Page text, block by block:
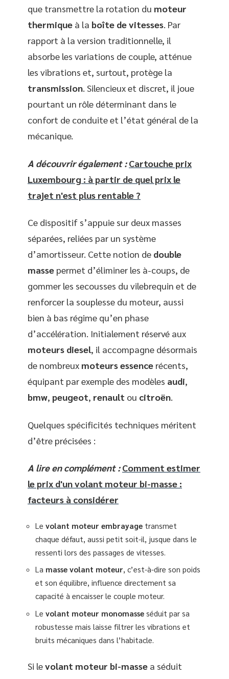
que transmettre la rotation du moteur
thermique à la boîte de vitesses. Par
rapport à la version traditionnelle, il
absorbe les variations de couple, atténue
les vibrations et, surtout, protège la
transmission. Silencieux et discret, il joue
pourtant un rôle déterminant dans le
confort de conduite et l’état général de la
mécanique.
A découvrir également : Cartouche prix
Luxembourg : à partir de quel prix le
trajet n'est plus rentable ?
Ce dispositif s’appuie sur deux masses
séparées, reliées par un système
d’amortisseur. Cette notion de double
masse permet d’éliminer les à-coups, de
gommer les secousses du vilebrequin et de
renforcer la souplesse du moteur, aussi
bien à bas régime qu’en phase
d’accélération. Initialement réservé aux
moteurs diesel, il accompagne désormais
de nombreux moteurs essence récents,
équipant par exemple des modèles audi,
bmw, peugeot, renault ou citroën.
Quelques spécificités techniques méritent
d’être précisées :
A lire en complément : Comment estimer
le prix d'un volant moteur bi-masse :
facteurs à considérer
Le volant moteur embrayage transmet
chaque défaut, aussi petit soit-il, jusque dans le
ressenti lors des passages de vitesses.
La masse volant moteur, c’est-à-dire son poids
et son équilibre, influence directement sa
capacité à encaisser le couple moteur.
Le volant moteur monomasse séduit par sa
robustesse mais laisse filtrer les vibrations et
bruits mécaniques dans l’habitacle.
Si levolant moteur bi-masse a séduit